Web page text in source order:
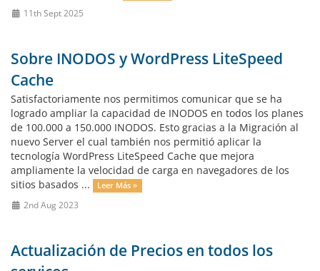
11th Sept 2025
Sobre INODOS y WordPress LiteSpeed
Cache
Satisfactoriamente nos permitimos comunicar que se ha
logrado ampliar la capacidad de INODOS en todos los planes
de 100.000 a 150.000 INODOS. Esto gracias a la Migración al
nuevo Server el cual también nos permitió aplicar la
tecnología WordPress LiteSpeed Cache que mejora
ampliamente la velocidad de carga en navegadores de los
sitios basados ...
Leer Más »
2nd Aug 2023
Actualización de Precios en todos los